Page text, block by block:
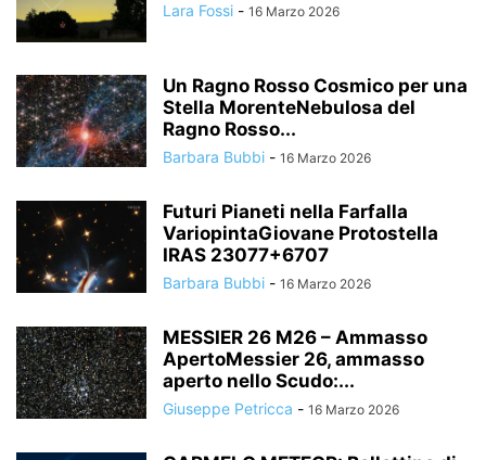
Lara Fossi - 16 Marzo 2026
Un Ragno Rosso Cosmico per una
Stella MorenteNebulosa del
Ragno Rosso...
Barbara Bubbi - 16 Marzo 2026
Futuri Pianeti nella Farfalla
VariopintaGiovane Protostella
IRAS 23077+6707
Barbara Bubbi - 16 Marzo 2026
MESSIER 26 M26 – Ammasso
ApertoMessier 26, ammasso
aperto nello Scudo:...
Giuseppe Petricca - 16 Marzo 2026